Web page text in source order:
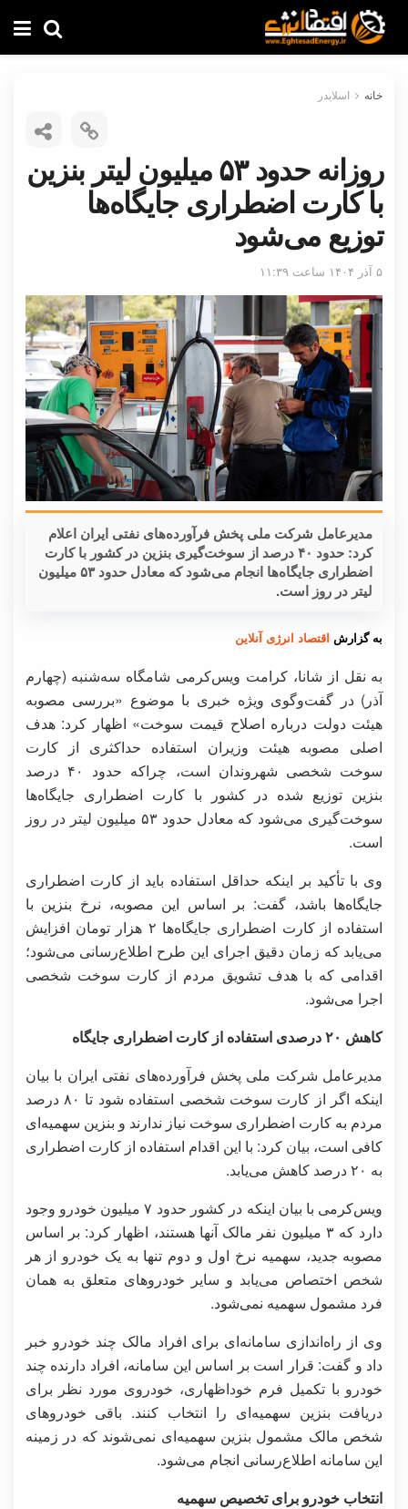
خانه اسلایدر
روزانه حدود ۵۳ میلیون لیتر بنزین
با کارت اضطراری جایگاه‌ها
توزیع می‌شود
۵ آذر ۱۴۰۴ ساعت ۱۱:۳۹
مدیرعامل شرکت ملی پخش فرآورده‌های نفتی ایران اعلام
کرد: حدود ۴۰ درصد از سوخت‌گیری بنزین در کشور با کارت
اضطراری جایگاه‌ها انجام می‌شود که معادل حدود ۵۳ میلیون
لیتر در روز است.
به گزارش اقتصاد انرژی آنلاین
به نقل از شانا، کرامت ویس‌کرمی شامگاه سه‌شنبه (چهارم
آذر) در گفت‌وگوی ویژه خبری با موضوع «بررسی مصوبه
هیئت دولت درباره اصلاح قیمت سوخت» اظهار کرد: هدف
اصلی مصوبه هیئت وزیران استفاده حداکثری از کارت
سوخت شخصی شهروندان است، چراکه حدود ۴۰ درصد
بنزین توزیع شده در کشور با کارت اضطراری جایگاه‌ها
سوخت‌گیری می‌شود که معادل حدود ۵۳ میلیون لیتر در روز
است.
وی با تأکید بر اینکه حداقل استفاده باید از کارت اضطراری
جایگاه‌ها باشد، گفت: بر اساس این مصوبه، نرخ بنزین با
استفاده از کارت اضطراری جایگاه‌ها ۲ هزار تومان افزایش
می‌یابد که زمان دقیق اجرای این طرح اطلاع‌رسانی می‌شود؛
اقدامی که با هدف تشویق مردم از کارت سوخت شخصی
اجرا می‌شود.
کاهش ۲۰ درصدی استفاده از کارت اضطراری جایگاه
مدیرعامل شرکت ملی پخش فرآورده‌های نفتی ایران با بیان
اینکه اگر از کارت سوخت شخصی استفاده شود تا ۸۰ درصد
مردم به کارت اضطراری سوخت نیاز ندارند و بنزین سهمیه‌ای
کافی است، بیان کرد: با این اقدام استفاده از کارت اضطراری
به ۲۰ درصد کاهش می‌یابد.
ویس‌کرمی با بیان اینکه در کشور حدود ۷ میلیون خودرو وجود
دارد که ۳ میلیون نفر مالک آنها هستند، اظهار کرد: بر اساس
مصوبه جدید، سهمیه نرخ اول و دوم تنها به یک خودرو از هر
شخص اختصاص می‌یابد و سایر خودروهای متعلق به همان
فرد مشمول سهمیه نمی‌شود.
وی از راه‌اندازی سامانه‌ای برای افراد مالک چند خودرو خبر
داد و گفت: قرار است بر اساس این سامانه، افراد دارنده چند
خودرو با تکمیل فرم خوداظهاری، خودروی مورد نظر برای
دریافت بنزین سهمیه‌ای را انتخاب کنند. باقی خودروهای
شخص مالک مشمول بنزین سهمیه‌ای نمی‌شوند که در زمینه
این سامانه اطلاع‌رسانی‌ انجام می‌شود.
انتخاب خودرو برای تخصیص سهمیه